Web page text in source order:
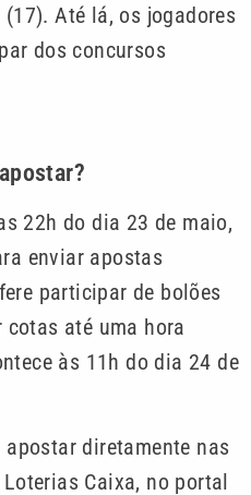
Até lá, os jogadores
dos concursos
22h do dia 23 de maio,
enviar apostas
participar de bolões
cotas até uma hora
às 11h do dia 24 de
apostar diretamente nas
Caixa, no portal